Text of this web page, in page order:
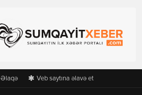
Əlaqə Veb saytına əlavə et